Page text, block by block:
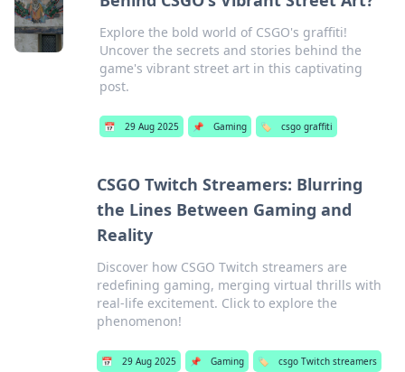
Explore the bold world of CSGO's graffiti!
Uncover the secrets and stories behind the
game's vibrant street art in this captivating
post.
📅 29 Aug 2025 📌 Gaming 🏷️ csgo graffiti
CSGO Twitch Streamers: Blurring
the Lines Between Gaming and
Reality
Discover how CSGO Twitch streamers are
redefining gaming, merging virtual thrills with
real-life excitement. Click to explore the
phenomenon!
📅 29 Aug 2025 📌 Gaming 🏷️ csgo Twitch streamers